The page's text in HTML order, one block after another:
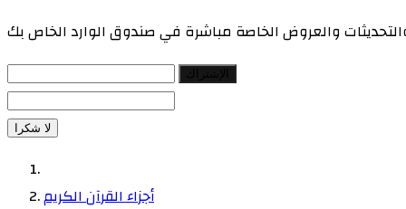
والعروض الخاصة مباشرة في صندوق الوارد الخاص بك
لا شكرا
أجزاء القرآن الكريم